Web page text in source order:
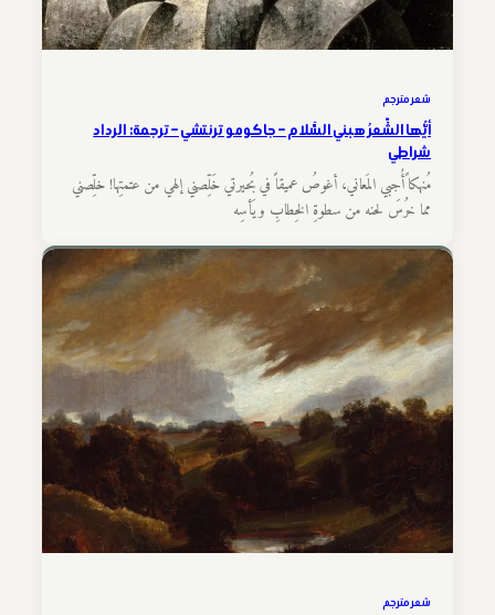
شعر مترجم
أيُّها الشِّعرُ هبني السَّلام – جاكومو ترنتشي – ترجمة: الرداد
شراطي
مُنهكاً أُجبي المَعاني، أغوصُ عميقاً في بُحيرتي خَلِّصني إلهي من عتمتِها! خلِّصني
مما خرُسَ لحنه من سطوةِ الخِطابِ ويَأسِه
شعر مترجم